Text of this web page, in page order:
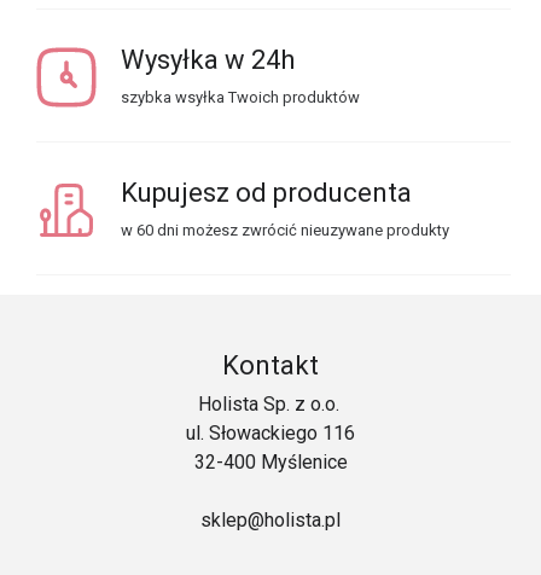
Wysyłka w 24h
szybka wsyłka Twoich produktów
Kupujesz od producenta
w 60 dni możesz zwrócić nieuzywane produkty
Kontakt
Holista Sp. z o.o.
ul. Słowackiego 116
32-400 Myślenice
sklep@holista.pl